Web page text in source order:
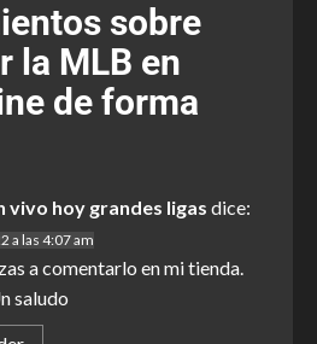
sobre
la MLB en
de forma
vivo hoy grandes ligas dice:
a las 4:07 am
a comentarlo en mi tienda.
saludo